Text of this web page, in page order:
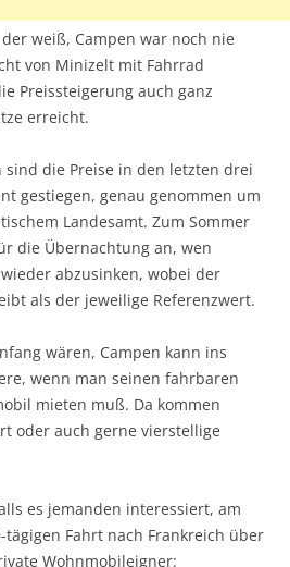
weiß, Campen war noch nie
von Minizelt mit Fahrrad
Preissteigerung auch ganz
erreicht.
die Preise in den letzten drei
gestiegen, genau genommen um
Landesamt. Zum Sommer
die Übernachtung an, wen
abzusinken, wobei der
als der jeweilige Referenzwert.
wären, Campen kann ins
wenn man seinen fahrbaren
mieten muß. Da kommen
oder auch gerne vierstellige
es jemanden interessiert, am
Fahrt nach Frankreich über
Wohnmobileigner: